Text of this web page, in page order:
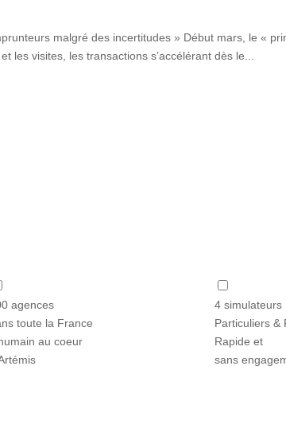
malgré des incertitudes » Début mars, le «
les visites, les transactions s’accélérant dès le...
agences
toute la France
au coeur
4 simulateurs
Particuliers &
Rapide et
sans